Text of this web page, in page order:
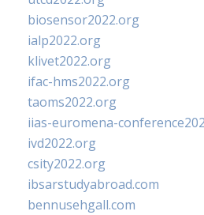
biosensor2022.org
ialp2022.org
klivet2022.org
ifac-hms2022.org
taoms2022.org
iias-euromena-
ivd2022.org
csity2022.org
ibsarstudyabroad.com
bennusehgall.com